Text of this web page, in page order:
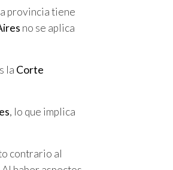
provincia tiene
no se aplica
la Corte
, lo que implica
contrario al